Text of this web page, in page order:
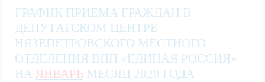
ГРАФИК ПРИЕМА ГРАЖДАН В
ДЕПУТАТСКОМ ЦЕНТРЕ
НЯЗЕПЕТРОВСКОГО МЕСТНОГО
ОТДЕЛЕНИЯ ВПП «ЕДИНАЯ РОССИЯ»
НА ЯНВАРЬ МЕСЯЦ 2020 ГОДА